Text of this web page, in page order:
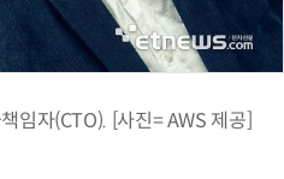
임자(CTO). [사진= AWS 제공]